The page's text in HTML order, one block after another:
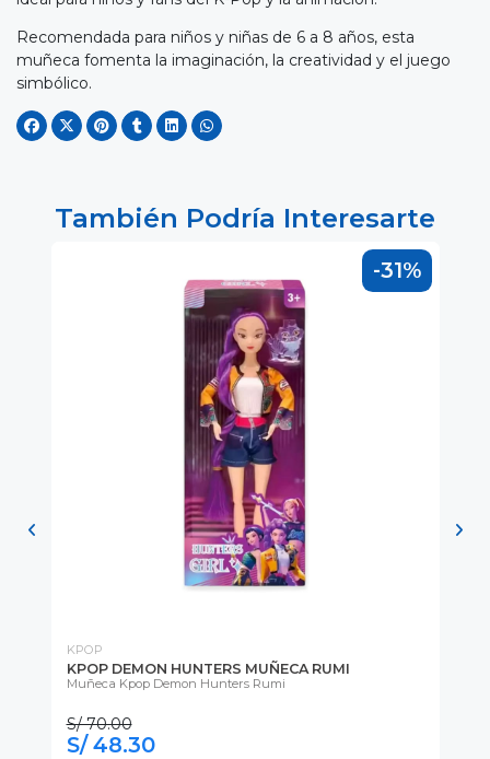
Recomendada para niños y niñas de 6 a 8 años, esta
muñeca fomenta la imaginación, la creatividad y el juego
simbólico.
También Podría Interesarte
-31%
KPOP
KPOP DEMON HUNTERS MUÑECA RUMI
Muñeca Kpop Demon Hunters Rumi
S/ 70.00
S/ 48.30